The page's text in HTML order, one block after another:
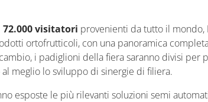
72.000 visitatori provenienti da tutto il mondo,
ortofrutticoli, con una panoramica
i padiglioni della fiera saranno divisi per
meglio lo sviluppo di sinergie di filiera.
esposte le più rilevanti soluzioni semi